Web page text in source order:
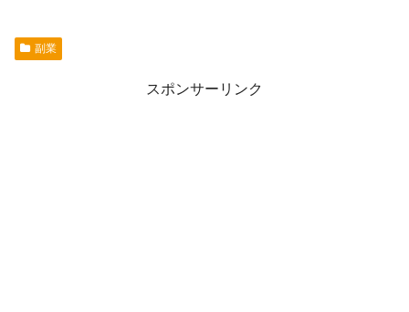
副業
スポンサーリンク